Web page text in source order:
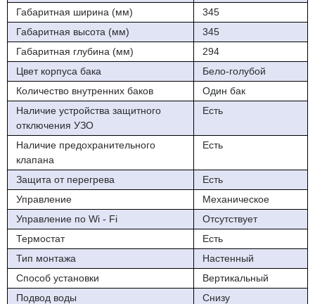
Габаритная ширина (мм)
345
Габаритная высота (мм)
345
Габаритная глубина (мм)
294
Цвет корпуса бака
Бело-голубой
Количество внутренних баков
Один бак
Наличие устройства защитного
отключения УЗО
Есть
Наличие предохранительного
клапана
Есть
Защита от перегрева
Есть
Управление
Механическое
Управление по Wi - Fi
Отсутствует
Термостат
Есть
Тип монтажа
Настенный
Способ установки
Вертикальный
Подвод воды
Снизу